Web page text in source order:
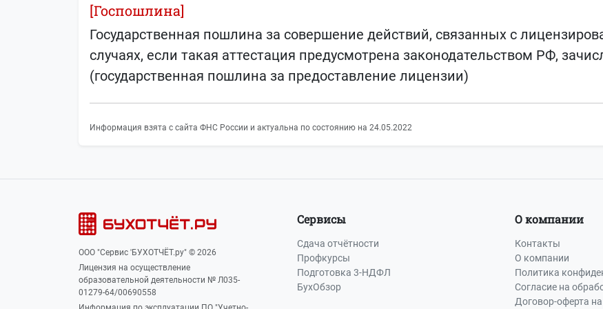
[Госпошлина]
Государственная пошлина за совершение действий, связанных с
случаях, если такая аттестация предусмотрена законодательством РФ,
(государственная пошлина за предоставление лицензии)
Информация взята с сайта ФНС России и актуальна по состоянию на 24.05.2022
ООО "Сервис 'БУХОТЧЁТ.ру" © 2026
Лицензия на осуществление
образовательной деятельности № Л035-
01279-64/00690558
Сервисы
Сдача отчётности
Профкурсы
Подготовка 3-НДФЛ
БухОбзор
О компании
Контакты
О компании
Политика
Согласие на
Договор-оферта на